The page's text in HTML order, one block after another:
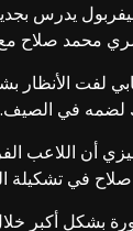
يدرس بجدية
محمد صلاح
لفت
لضمه في الصيف.
أن اللاعب
في تشكيلة
بشكل أكبر